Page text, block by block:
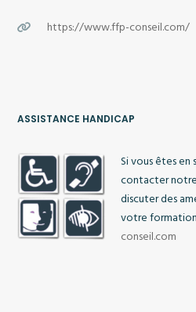
https://www.ffp-conseil.com/
ASSISTANCE HANDICAP
Si vous êtes en
contacter
discuter des
votre
conseil.com